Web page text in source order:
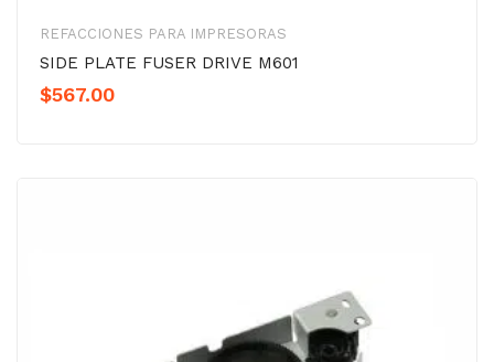
REFACCIONES PARA IMPRESORAS
SIDE PLATE FUSER DRIVE M601
$567.00